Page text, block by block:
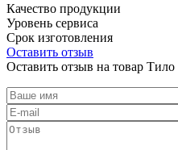
Качество продукции
Уровень сервиса
Срок изготовления
Оставить отзыв
Оставить отзыв на товар Тило